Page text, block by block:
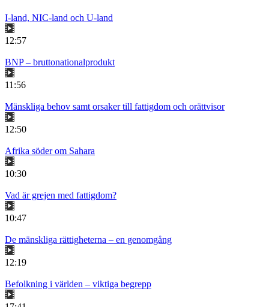
I-land, NIC-land och U-land
12:57
BNP – bruttonationalprodukt
11:56
Mänskliga behov samt orsaker till fattigdom och orättvisor
12:50
Afrika söder om Sahara
10:30
Vad är grejen med fattigdom?
10:47
De mänskliga rättigheterna – en genomgång
12:19
Befolkning i världen – viktiga begrepp